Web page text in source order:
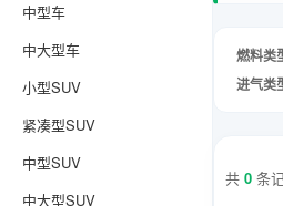
中型车
中大型车
小型SUV
紧凑型SUV
中型SUV
中大型SUV
燃料类
进气类
共 0 条